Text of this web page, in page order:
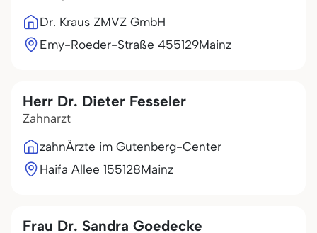
Dr. Kraus ZMVZ GmbH
Emy-Roeder-Straße 455129Mainz
Herr Dr. Dieter Fesseler
Zahnarzt
zahnÄrzte im Gutenberg-Center
Haifa Allee 155128Mainz
Frau Dr. Sandra Goedecke